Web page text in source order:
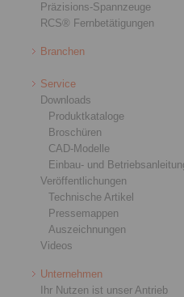
Präzisions-Spannzeuge
RCS® Fernbetätigungen
Branchen
Service
Downloads
Produktkataloge
Broschüren
CAD-Modelle
Einbau- und
Veröffentlichungen
Technische Artikel
Pressemappen
Auszeichnungen
Videos
Unternehmen
Ihr Nutzen ist unser Antrieb